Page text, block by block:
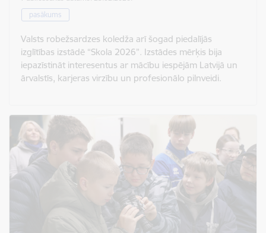
pasākums
Valsts robežsardzes koledža arī šogad piedalījās
izglītības izstādē “Skola 2026”. Izstādes mērķis bija
iepazīstināt interesentus ar mācību iespējām Latvijā un
ārvalstīs, karjeras virzību un profesionālo pilnveidi.